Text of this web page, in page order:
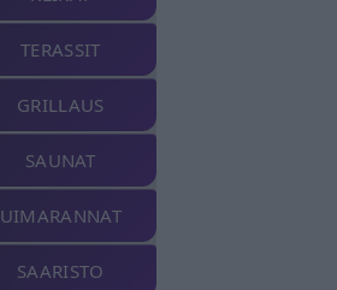
TERASSIT
GRILLAUS
SAUNAT
UIMARANNAT
SAARISTO